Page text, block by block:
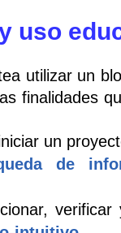
uso
utilizar un
finalidades
un
de